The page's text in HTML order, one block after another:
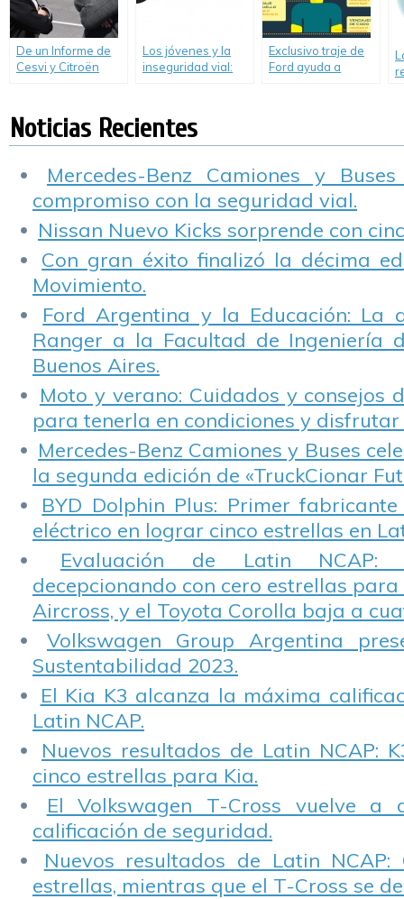
De un Informe de
Cesvi y Citroën
conducen mejor
que los hombres
Los jóvenes y la
inseguridad vial:
Exclusivo traje de
Ford ayuda a
efectos de las
Noticias Recientes
Mercedes-Benz Camiones y
compromiso con la seguridad vial.
Nissan Nuevo Kicks sorprende con
Con gran éxito finalizó la décima
Movimiento.
Ford Argentina y la Educación: La
Ranger a la Facultad de Ingeniería
Buenos Aires.
Moto y verano: Cuidados y consejos
para tenerla en condiciones y disfrutar
Mercedes-Benz Camiones y Buses
la segunda edición de «TruckCionar
BYD Dolphin Plus: Primer
eléctrico en lograr cinco estrellas en
Evaluación de Latin NCAP:
decepcionando con cero estrellas para
Aircross, y el Toyota Corolla baja a
Volkswagen Group Argentina
Sustentabilidad 2023.
El Kia K3 alcanza la máxima
Latin NCAP.
Nuevos resultados de Latin NCAP:
cinco estrellas para Kia.
El Volkswagen T-Cross vuelve a
calificación de seguridad.
Nuevos resultados de Latin NCAP:
estrellas, mientras que el T-Cross se